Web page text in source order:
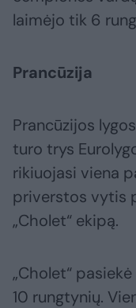
laimėjo tik 6
Prancūzija
Prancūzijos
turo trys
rikiuojasi viena
priverstos vytis
„Cholet“ ekipą.
„Cholet“
10 rungtynių.